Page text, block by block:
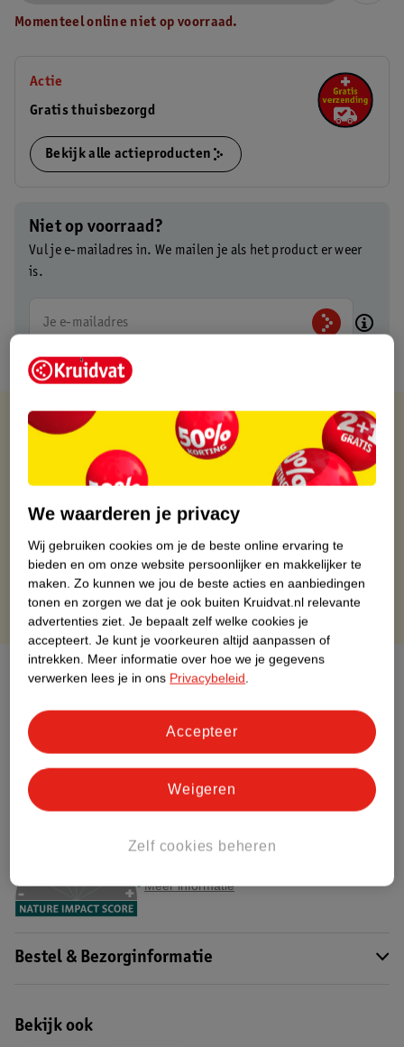
Momenteel online niet op voorraad.
Actie
Gratis thuisbezorgd
Bekijk alle actieproducten
Niet op voorraad?
Vul je e-mailadres in. We mailen je als het product er weer
is.
Je e-mailadres
Kruidvat is altijd voordelig
Gratis ophalen in de winkel
Op werkdagen voor 22:00 uur besteld, volgende dag in huis
Gratis thuisbezorgd vanaf 50.00
Gratis punten met je Kruidvat kaart
Over dit product
Productinformatie
Etiketinformatie
Dit product heeft (nog) geen Nature
Meer informatie
Bestel & Bezorginformatie
Bekijk ook
We waarderen je privacy
Wij gebruiken cookies om je de beste online ervaring te
bieden en om onze website persoonlijker en makkelijker te
maken. Zo kunnen we jou de beste acties en aanbiedingen
tonen en zorgen we dat je ook buiten Kruidvat.nl relevante
advertenties ziet. Je bepaalt zelf welke cookies je
accepteert. Je kunt je voorkeuren altijd aanpassen of
intrekken. Meer informatie over hoe we je gegevens
verwerken lees je in ons Privacybeleid.
Zelf cookies beheren
Weigeren
Accepteer